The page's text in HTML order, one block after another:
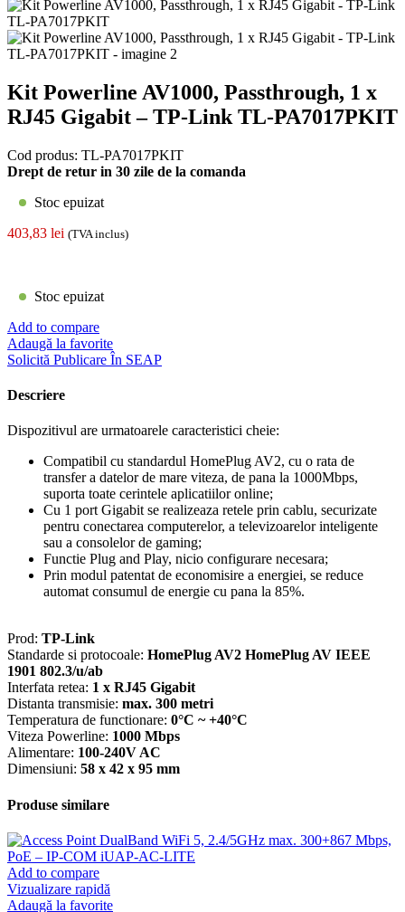
Kit Powerline AV1000, Passthrough, 1 x
RJ45 Gigabit – TP-Link TL-PA7017PKIT
Cod produs: TL-PA7017PKIT
Drept de retur in 30 zile de la comanda
Stoc epuizat
403,83 lei (TVA inclus)
Stoc epuizat
Add to compare
Adaugă la favorite
Solicită Publicare În SEAP
Descriere
Dispozitivul are urmatoarele caracteristici cheie:
Compatibil cu standardul HomePlug AV2, cu o rata de
transfer a datelor de mare viteza, de pana la 1000Mbps,
suporta toate cerintele aplicatiilor online;
Cu 1 port Gigabit se realizeaza retele prin cablu, securizate
pentru conectarea computerelor, a televizoarelor inteligente
sau a consolelor de gaming;
Functie Plug and Play, nicio configurare necesara;
Prin modul patentat de economisire a energiei, se reduce
automat consumul de energie cu pana la 85%.
Prod: TP-Link
Standarde si protocoale: HomePlug AV2 HomePlug AV IEEE
1901 802.3/u/ab
Interfata retea: 1 x RJ45 Gigabit
Distanta transmisie: max. 300 metri
Temperatura de functionare: 0°C ~ +40°C
Viteza Powerline: 1000 Mbps
Alimentare: 100-240V AC
Dimensiuni: 58 x 42 x 95 mm
Produse similare
Add to compare
Vizualizare rapidă
Adaugă la favorite